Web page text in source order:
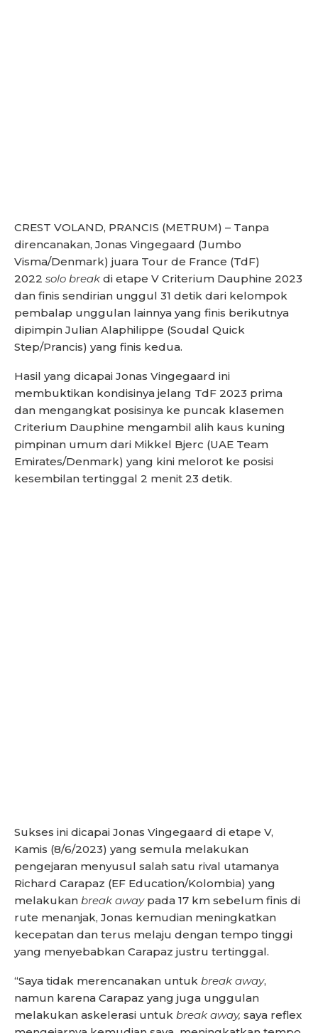
CREST VOLAND, PRANCIS (METRUM) – Tanpa
direncanakan, Jonas Vingegaard (Jumbo
Visma/Denmark) juara Tour de France (TdF)
2022 solo break di etape V Criterium Dauphine 2023
dan finis sendirian unggul 31 detik dari kelompok
pembalap unggulan lainnya yang finis berikutnya
dipimpin Julian Alaphilippe (Soudal Quick
Step/Prancis) yang finis kedua.
Hasil yang dicapai Jonas Vingegaard ini
membuktikan kondisinya jelang TdF 2023 prima
dan mengangkat posisinya ke puncak klasemen
Criterium Dauphine mengambil alih kaus kuning
pimpinan umum dari Mikkel Bjerc (UAE Team
Emirates/Denmark) yang kini melorot ke posisi
kesembilan tertinggal 2 menit 23 detik.
Sukses ini dicapai Jonas Vingegaard di etape V,
Kamis (8/6/2023) yang semula melakukan
pengejaran menyusul salah satu rival utamanya
Richard Carapaz (EF Education/Kolombia) yang
melakukan break away pada 17 km sebelum finis di
rute menanjak, Jonas kemudian meningkatkan
kecepatan dan terus melaju dengan tempo tinggi
yang menyebabkan Carapaz justru tertinggal.
“Saya tidak merencanakan untuk break away,
namun karena Carapaz yang juga unggulan
melakukan askelerasi untuk break away, saya reflex